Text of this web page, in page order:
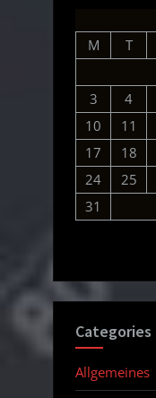
M
T
3
4
10
11
17
18
24
25
31
Categories
Allgemeines